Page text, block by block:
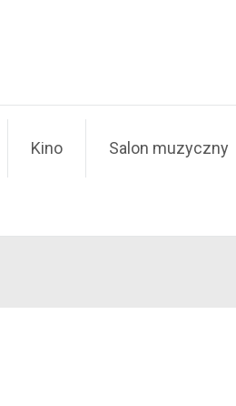
Kino Salon muzyczny